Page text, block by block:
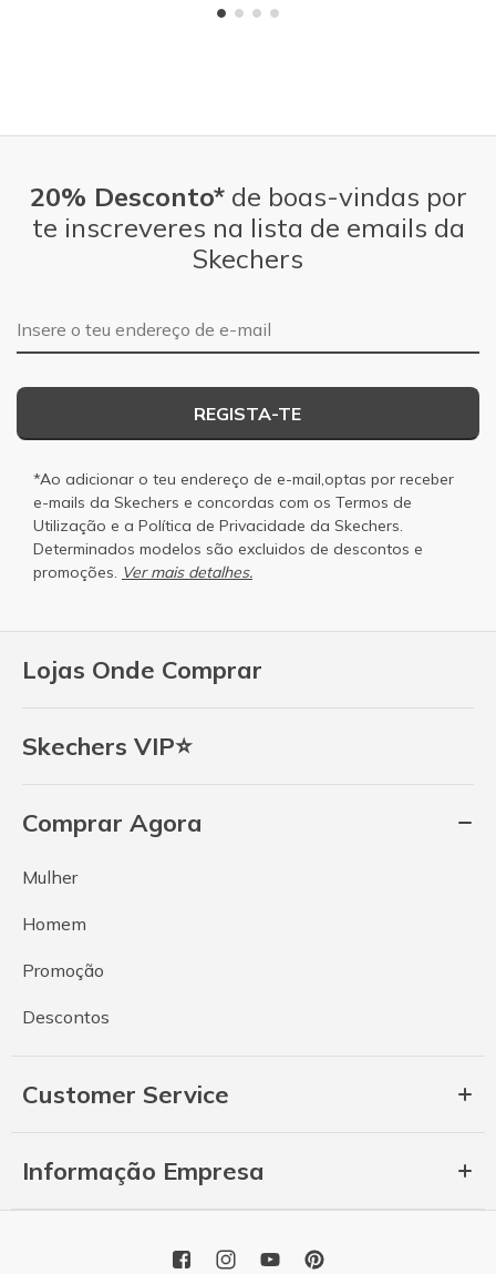
Lojas Onde Comprar
Skechers VIP⭐
Comprar Agora
Mulher
Homem
Promoção
Descontos
Customer Service
Informação Empresa
20% Desconto*de boas-vindas por
te inscreveres na lista de emails da
Skechers
Endereço de e-mail
REGISTA-TE
*Ao adicionar o teu endereço de e-mail,optas por receber
e-mails da Skechers e concordas com os Termos de
Utilização e a Política de Privacidade da Skechers.
Determinados modelos são excluidos de descontos e
promoções. Ver mais detalhes.